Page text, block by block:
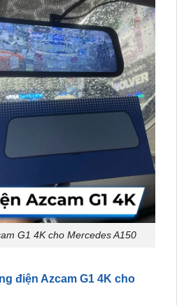
G1 4K cho Mercedes A150
điện Azcam G1 4K cho